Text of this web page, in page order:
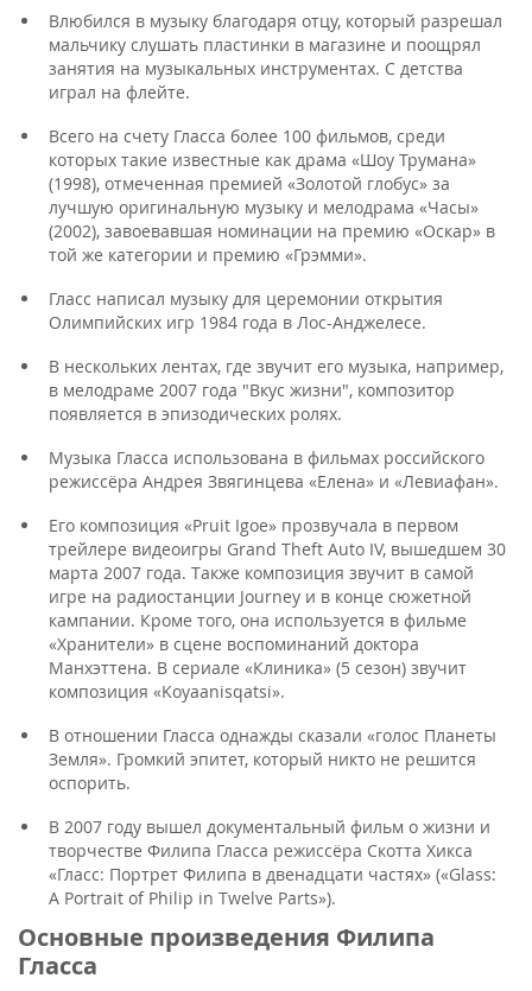
Влюбился в музыку благодаря отцу, который разрешал
мальчику слушать пластинки в магазине и поощрял
занятия на музыкальных инструментах. С детства
играл на флейте.
Всего на счету Гласса более 100 фильмов, среди
которых такие известные как драма «Шоу Трумана»
(1998), отмеченная премией «Золотой глобус» за
лучшую оригинальную музыку и мелодрама «Часы»
(2002), завоевавшая номинации на премию «Оскар» в
той же категории и премию «Грэмми».
Гласс написал музыку для церемонии открытия
Олимпийских игр 1984 года в Лос-Анджелесе.
В нескольких лентах, где звучит его музыка, например,
в мелодраме 2007 года "Вкус жизни", композитор
появляется в эпизодических ролях.
Музыка Гласса использована в фильмах российского
режиссёра Андрея Звягинцева «Елена» и «Левиафан».
Его композиция «Pruit Igoe» прозвучала в первом
трейлере видеоигры Grand Theft Auto IV, вышедшем 30
марта 2007 года. Также композиция звучит в самой
игре на радиостанции Journey и в конце сюжетной
кампании. Кроме того, она используется в фильме
«Хранители» в сцене воспоминаний доктора
Манхэттена. В сериале «Клиника» (5 сезон) звучит
композиция «Koyaanisqatsi».
В отношении Гласса однажды сказали «голос Планеты
Земля». Громкий эпитет, который никто не решится
оспорить.
В 2007 году вышел документальный фильм о жизни и
творчестве Филипа Гласса режиссёра Скотта Хикса
«Гласс: Портрет Филипа в двенадцати частях» («Glass:
A Portrait of Philip in Twelve Parts»).
Основные произведения Филипа
Гласса